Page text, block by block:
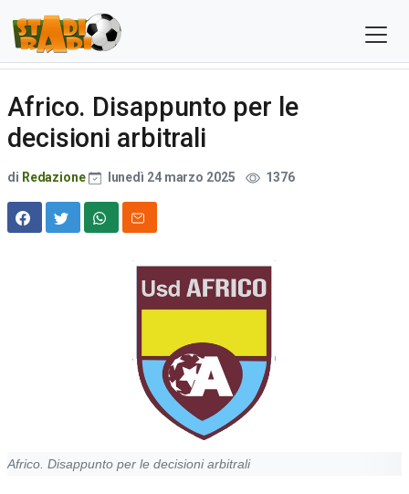
Africo. Disappunto per le
decisioni arbitrali
di Redazione lunedì 24 marzo 2025 1376
Africo. Disappunto per le decisioni arbitrali